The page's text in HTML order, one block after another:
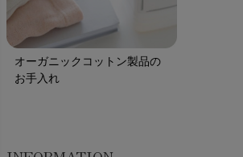
オーガニックコットン製品の
お手入れ